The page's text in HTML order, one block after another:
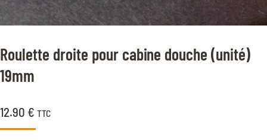
Roulette droite pour cabine douche (unité)
19mm
12.90 € TTC